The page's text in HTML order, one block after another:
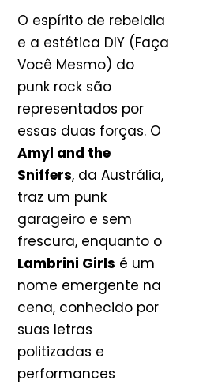
O espírito de rebeldia
e a estética DIY (Faça
Você Mesmo) do
punk rock são
representados por
essas duas forças. O
Amyl and the
Sniffers, da Austrália,
traz um punk
garageiro e sem
frescura, enquanto o
Lambrini Girls é um
nome emergente na
cena, conhecido por
suas letras
politizadas e
performances